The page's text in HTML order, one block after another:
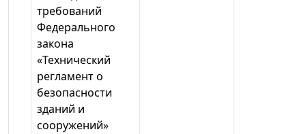
требований
Федерального
закона
«Технический
регламент о
безопасности
зданий и
сооружений»